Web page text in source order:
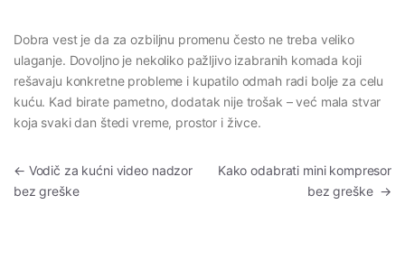
Dobra vest je da za ozbiljnu promenu često ne treba veliko
ulaganje. Dovoljno je nekoliko pažljivo izabranih komada koji
rešavaju konkretne probleme i kupatilo odmah radi bolje za celu
kuću. Kad birate pametno, dodatak nije trošak – već mala stvar
koja svaki dan štedi vreme, prostor i živce.
Kretanje članka
← Vodič za kućni video nadzor
bez greške
Kako odabrati mini kompresor
bez greške →